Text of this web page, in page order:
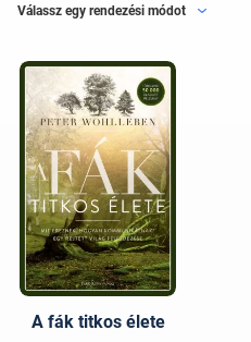
Válassz egy rendezési módot
A fák titkos élete